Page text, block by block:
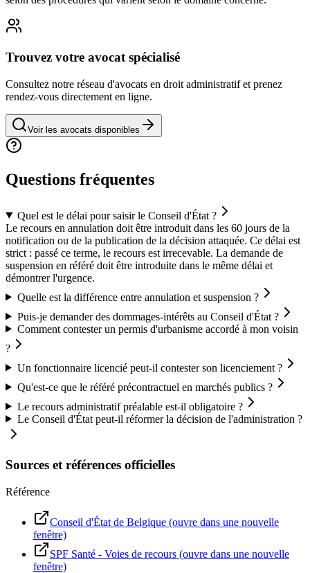
Trouvez votre avocat spécialisé
Consultez notre réseau d'avocats en droit administratifet prenez
rendez-vous directement en ligne.
Voir les avocats disponibles
Questions fréquentes
Quel est le délai pour saisir le Conseil d'État ?
Le recours en annulation doit être introduit dans les 60 jours de la
notification ou de la publication de la décision attaquée. Ce délai est
strict : passé ce terme, le recours est irrecevable. La demande de
suspension en référé doit être introduite dans le même délai et
démontrer l'urgence.
Quelle est la différence entre annulation et suspension ?
Puis-je demander des dommages-intérêts au Conseil d'État ?
Comment contester un permis d'urbanisme accordé à mon voisin
?
Un fonctionnaire licencié peut-il contester son licenciement ?
Qu'est-ce que le référé précontractuel en marchés publics ?
Le recours administratif préalable est-il obligatoire ?
Le Conseil d'État peut-il réformer la décision de l'administration ?
Sources et références officielles
Référence
Conseil d'État de Belgique (ouvre dans une nouvelle
fenêtre)
SPF Santé - Voies de recours (ouvre dans une nouvelle
fenêtre)